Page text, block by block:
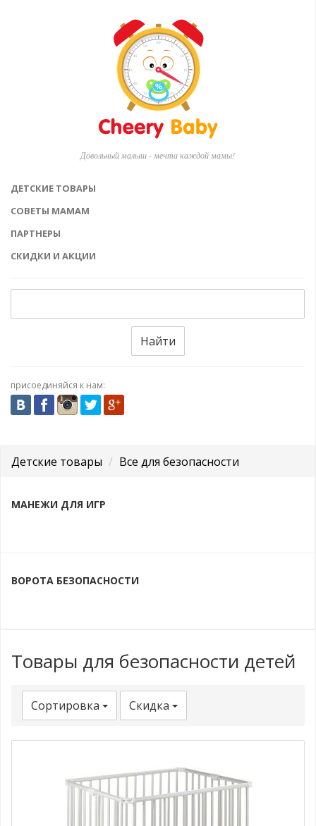
Довольный малыш - мечта каждой мамы!
ДЕТСКИЕ ТОВАРЫ
СОВЕТЫ МАМАМ
ПАРТНЕРЫ
СКИДКИ И АКЦИИ
Найти
присоединяйся к нам:
Детские товары Все для безопасности
МАНЕЖИ ДЛЯ ИГР
ВОРОТА БЕЗОПАСНОСТИ
Товары для безопасности детей
Сортировка Скидка